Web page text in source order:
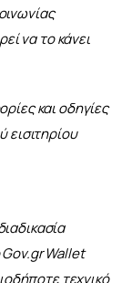
να το κάνει
και οδηγίες
εισιτηρίου
Gov.gr Wallet
τεχνικό